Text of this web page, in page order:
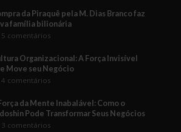
da Piraquê pela M. Dias Branco faz
família bilionária
5 comentários
Organizacional: A Força Invisível
Move seu Negócio
4 comentários
da Mente Inabalável: Como o
Pode Transformar Seus Negócios
3 comentários